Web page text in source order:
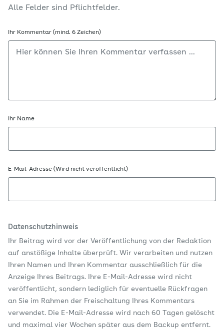
Alle Felder sind Pflichtfelder.
Ihr Kommentar (mind. 6 Zeichen)
Ihr Name
E-Mail-Adresse (Wird nicht veröffentlicht)
Datenschutzhinweis
Ihr Beitrag wird vor der Veröffentlichung von der Redaktion
auf anstößige Inhalte überprüft. Wir verarbeiten und nutzen
Ihren Namen und Ihren Kommentar ausschließlich für die
Anzeige Ihres Beitrags. Ihre E-Mail-Adresse wird nicht
veröffentlicht, sondern lediglich für eventuelle Rückfragen
an Sie im Rahmen der Freischaltung Ihres Kommentars
verwendet. Die E-Mail-Adresse wird nach 60 Tagen gelöscht
und maximal vier Wochen später aus dem Backup entfernt.